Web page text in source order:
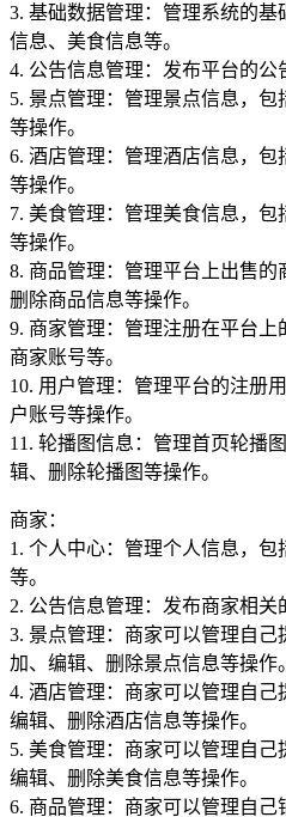
3. 基础数据管理：管理系统的
信息、美食信息等。
4. 公告信息管理：发布平台的公
5. 景点管理：管理景点信息，
等操作。
6. 酒店管理：管理酒店信息，
等操作。
7. 美食管理：管理美食信息，
等操作。
8. 商品管理：管理平台上出售的
删除商品信息等操作。
9. 商家管理：管理注册在平台
商家账号等。
10. 用户管理：管理平台的注册
户账号等操作。
11. 轮播图信息：管理首页轮播
辑、删除轮播图等操作。
商家：
1. 个人中心：管理个人信息，
等。
2. 公告信息管理：发布商家相关
3. 景点管理：商家可以管理自
加、编辑、删除景点信息等操作。
4. 酒店管理：商家可以管理自己
编辑、删除酒店信息等操作。
5. 美食管理：商家可以管理自己
编辑、删除美食信息等操作。
6. 商品管理：商家可以管理自己